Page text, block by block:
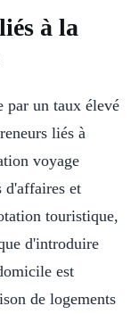
à la
par un taux élevé
liés à
voyage
d'affaires et
touristique,
d'introduire
est
de logements